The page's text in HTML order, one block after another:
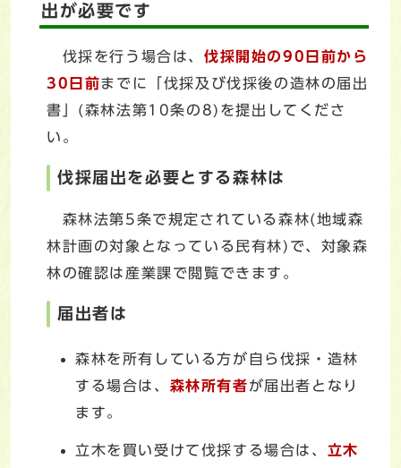
出が必要です
伐採を行う場合は、 伐採開始の90日前から
30日前までに「伐採及び伐採後の造林の届出
書」(森林法第10条の8)を提出してくださ
い。
伐採届出を必要とする森林は
森林法第5条で規定されている森林(地域森
林計画の対象となっている民有林)で、対象森
林の確認は産業課で閲覧できます。
届出者は
森林を所有している方が自ら伐採・造林
する場合は、 森林所有者が届出者となり
ます。
立木を買い受けて伐採する場合は、 立木